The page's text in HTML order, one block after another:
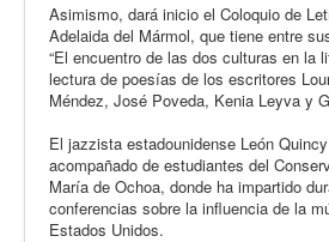
Asimismo, dará inicio el Coloquio de
Adelaida del Mármol, que tiene entre
“El encuentro de las dos culturas en la
lectura de poesías de los escritores
Méndez, José Poveda, Kenia Leyva y
El jazzista estadounidense León
acompañado de estudiantes del
María de Ochoa, donde ha impartido
conferencias sobre la influencia de la
Estados Unidos.